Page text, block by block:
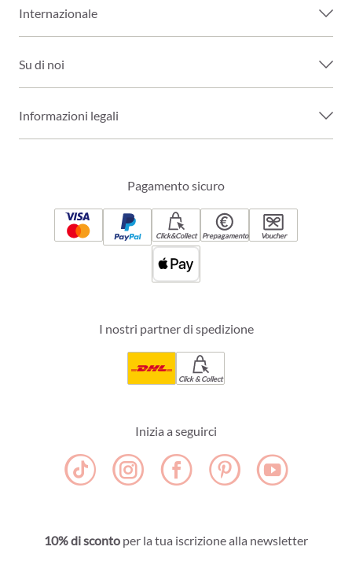
Internazionale
Su di noi
Informazioni legali
Pagamento sicuro
Click&Collect Prepagamento Voucher
I nostri partner di spedizione
Click & Collect
Inizia a seguirci
10% di sconto per la tua iscrizione alla newsletter